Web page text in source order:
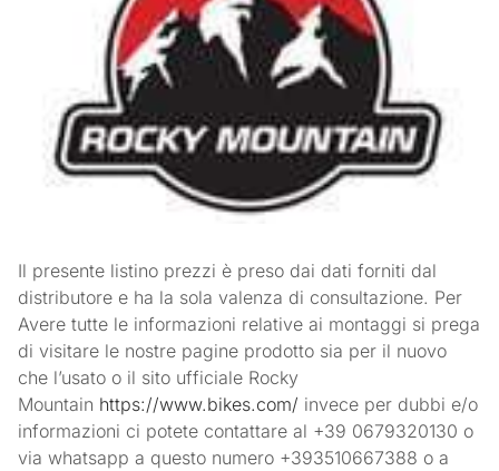
Il presente listino prezzi è preso dai dati forniti dal
distributore e ha la sola valenza di consultazione. Per
Avere tutte le informazioni relative ai montaggi si prega
di visitare le nostre pagine prodotto sia per il nuovo
che l’usato o il sito ufficiale Rocky
Mountain https://www.bikes.com/ invece per dubbi e/o
informazioni ci potete contattare al +39 0679320130 o
via whatsapp a questo numero +393510667388 o a